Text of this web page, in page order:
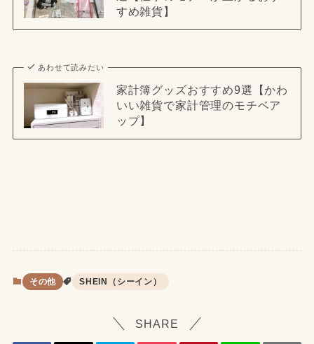
すめ雑貨】
あわせて読みたい
家計簿グッズおすすめ9選【かわ
いい雑貨で家計管理のモチベア
ップ】
その他 SHEIN（シーイン）
SHARE